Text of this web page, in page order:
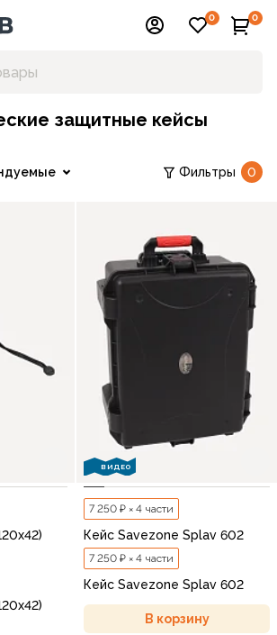
0 0
защитные кейсы
Фильтры 0
ВИДЕО
7 250 ₽ × 4 части
Кейс Savezone Splav 602
7 250 ₽ × 4 части
Кейс Savezone Splav 602
В корзину